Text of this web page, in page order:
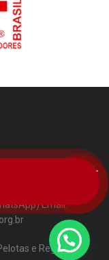
- RS,
96015-
Email:
e Região